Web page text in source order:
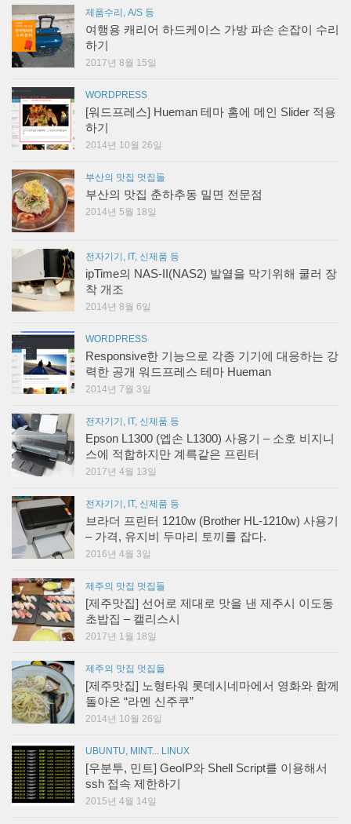
제품수리, A/S 등
여행용 캐리어 하드케이스 가방 파손 손잡이 수리
하기
2017년 8월 15일
WORDPRESS
[워드프레스] Hueman 테마 홈에 메인 Slider 적용
하기
2014년 10월 26일
부산의 맛집 멋집들
부산의 맛집 춘하추동 밀면 전문점
2014년 5월 18일
전자기기, IT, 신제품 등
ipTime의 NAS-II(NAS2) 발열을 막기위해 쿨러 장
착 개조
2014년 8월 6일
WORDPRESS
Responsive한 기능으로 각종 기기에 대응하는 강
력한 공개 워드프레스 테마 Hueman
2014년 7월 3일
전자기기, IT, 신제품 등
Epson L1300 (엡손 L1300) 사용기 – 소호 비지니
스에 적합하지만 계륵같은 프린터
2017년 4월 13일
전자기기, IT, 신제품 등
브라더 프린터 1210w (Brother HL-1210w) 사용기
– 가격, 유지비 두마리 토끼를 잡다.
2016년 4월 3일
제주의 맛집 멋집들
[제주맛집] 선어로 제대로 맛을 낸 제주시 이도동
초밥집 – 캘리스시
2017년 1월 18일
제주의 맛집 멋집들
[제주맛집] 노형타워 롯데시네마에서 영화와 함께
돌아온 “라멘 신주쿠”
2014년 10월 26일
UBUNTU, MINT... LINUX
[우분투, 민트] GeoIP와 Shell Script를 이용해서
ssh 접속 제한하기
2015년 4월 14일